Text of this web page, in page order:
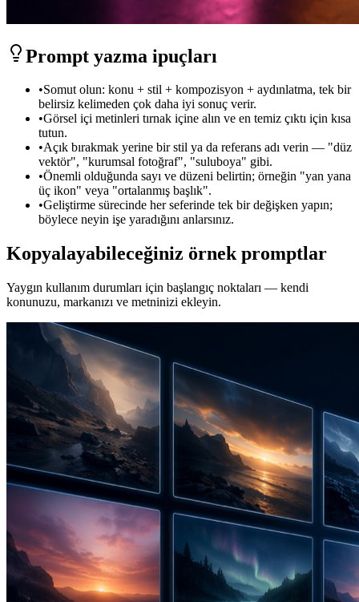
Prompt yazma ipuçları
•Somut olun: konu + stil + kompozisyon + aydınlatma, tek bir
belirsiz kelimeden çok daha iyi sonuç verir.
•Görsel içi metinleri tırnak içine alın ve en temiz çıktı için kısa
tutun.
•Açık bırakmak yerine bir stil ya da referans adı verin — "düz
vektör", "kurumsal fotoğraf", "suluboya" gibi.
•Önemli olduğunda sayı ve düzeni belirtin; örneğin "yan yana
üç ikon" veya "ortalanmış başlık".
•Geliştirme sürecinde her seferinde tek bir değişken yapın;
böylece neyin işe yaradığını anlarsınız.
Kopyalayabileceğiniz örnek promptlar
Yaygın kullanım durumları için başlangıç noktaları — kendi
konunuzu, markanızı ve metninizi ekleyin.